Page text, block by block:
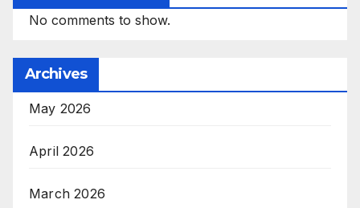
No comments to show.
Archives
May 2026
April 2026
March 2026